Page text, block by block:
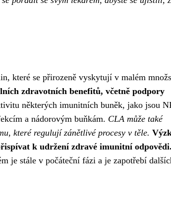
které se přirozeně vyskytují v malém
zdravotních benefitů, včetně podpory
některých imunitních buněk, jako jsou
a nádorovým buňkám. CLA může také
které regulují zánětlivé procesy v těle.
k udržení zdravé imunitní odpovědi.
je stále v počáteční fázi a je zapotřebí